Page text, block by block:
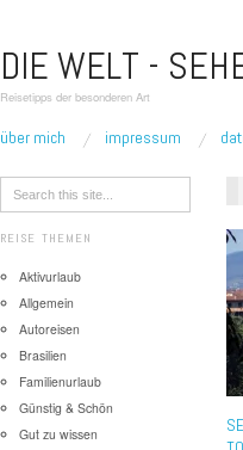
DIE WELT -
Reisetipps der besonderen Art
über mich impressum
REISE THEMEN
Aktivurlaub
Allgemein
Autoreisen
Brasilien
Familienurlaub
Günstig & Schön
Gut zu wissen